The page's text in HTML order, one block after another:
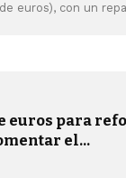
euros), con un
euros para
el...